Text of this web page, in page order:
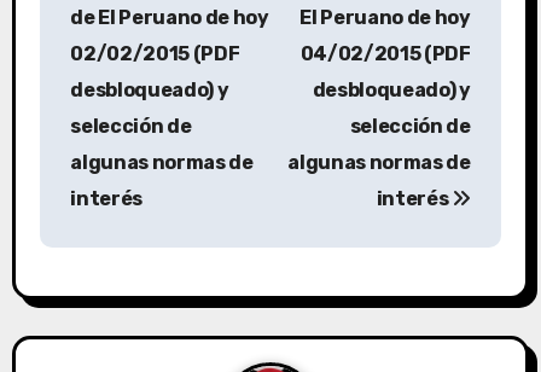
de El Peruano de hoy
02/02/2015 (PDF
desbloqueado) y
selección de
algunas normas de
interés
El Peruano de hoy
04/02/2015 (PDF
desbloqueado) y
selección de
algunas normas de
interés